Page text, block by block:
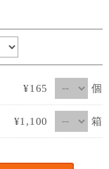
¥165 個
¥1,100 箱